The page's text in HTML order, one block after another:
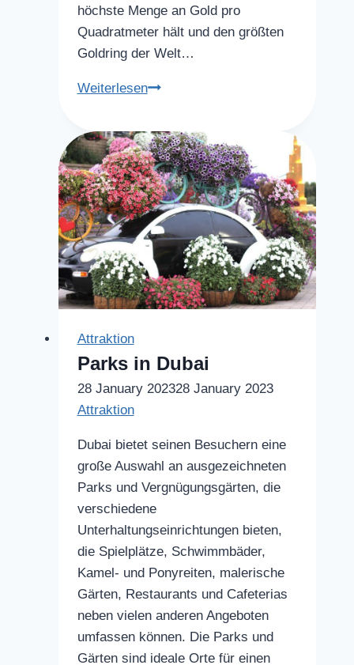
höchste Menge an Gold pro
Quadratmeter hält und den größten
Goldring der Welt…
WeiterlesenSouks
Attraktion
Parks in Dubai
28 January 202328 January 2023
Attraktion
Dubai bietet seinen Besuchern eine
große Auswahl an ausgezeichneten
Parks und Vergnügungsgärten, die
verschiedene
Unterhaltungseinrichtungen bieten,
die Spielplätze, Schwimmbäder,
Kamel- und Ponyreiten, malerische
Gärten, Restaurants und Cafeterias
neben vielen anderen Angeboten
umfassen können. Die Parks und
Gärten sind ideale Orte für einen